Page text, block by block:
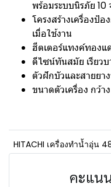
พร้อมระบบนิรภัย 10
โครงสร้างเครื่องป้
เมื่อใช้งาน
ฮีตเตอร์แทงค์ทองแ
ดีไซน์ทันสมัย เรียว
ตัวฝักบัวและสายยา
ขนาดตัวเครื่อง กว้
HITACHI เครื่องทำน้ำอุ่น
คะแน